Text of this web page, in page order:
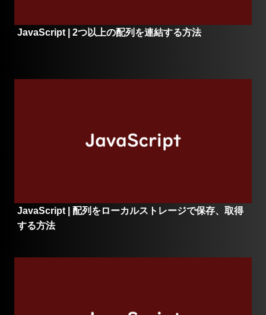
JavaScript | 2つ以上の配列を連結する方法
JavaScript | 配列をローカルストレージで保存、取得
する方法